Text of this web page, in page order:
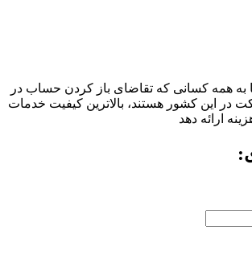
همه کسانی که تقاضای باز کردن حساب در
در این کشور هستند، بالاترین کیفیت خدمات
ارائه دهد